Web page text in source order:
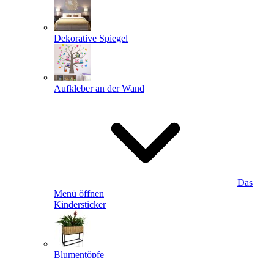
Dekorative Spiegel
Aufkleber an der Wand
Das
Menü öffnen
Kindersticker
Blumentöpfe